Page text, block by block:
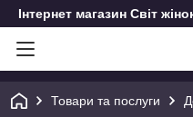
Інтернет магазин Світ
Товари та послуги